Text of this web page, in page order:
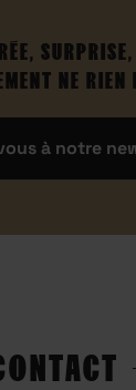
NE RIEN
à notre